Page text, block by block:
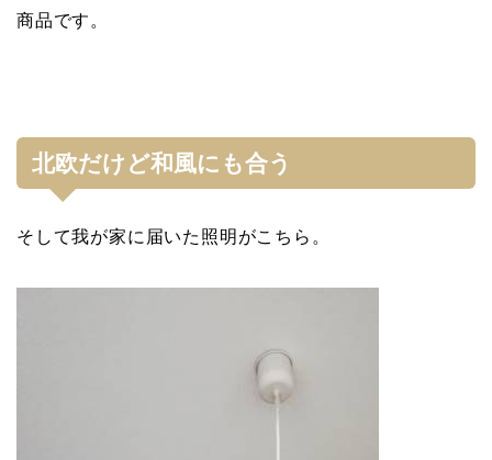
商品です。
北欧だけど和風にも合う
そして我が家に届いた照明がこちら。